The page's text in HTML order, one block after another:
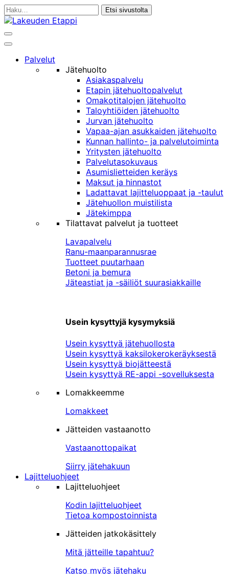
Siirry
sisältöön
Haku:
Haku
Päävalikko
Palvelut
Jätehuolto
Asiakaspalvelu
Etapin jätehuoltopalvelut
Omakotitalojen jätehuolto
Taloyhtiöiden jätehuolto
Jurvan jätehuolto
Vapaa-ajan asukkaiden jätehuolto
Kunnan hallinto- ja palvelutoiminta
Yritysten jätehuolto
Palvelutasokuvaus
Asumislietteiden keräys
Maksut ja hinnastot
Ladattavat lajitteluoppaat ja -taulut
Jätehuollon muistilista
Jätekimppa
Tilattavat palvelut ja tuotteet
Lavapalvelu
Ranu-maanparannusrae
Tuotteet puutarhaan
Betoni ja bemura
Jäteastiat ja -säiliöt suurasiakkaille
Usein kysyttyjä kysymyksiä
Usein kysyttyä jätehuollosta
Usein kysyttyä kaksilokerokeräyksestä
Usein kysyttyä biojätteestä
Usein kysyttyä RE-appi -sovelluksesta
Lomakkeemme
Lomakkeet
Jätteiden vastaanotto
Vastaanottopaikat
Siirry jätehakuun
Lajitteluohjeet
Lajitteluohjeet
Kodin lajitteluohjeet
Tietoa kompostoinnista
Jätteiden jatkokäsittely
Mitä jätteille tapahtuu?
Katso myös jätehaku